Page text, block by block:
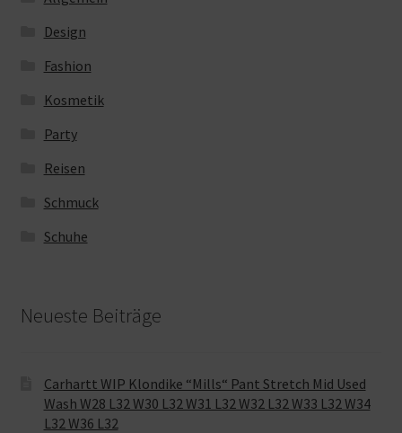
Design
Fashion
Kosmetik
Party
Reisen
Schmuck
Schuhe
Neueste Beiträge
Carhartt WIP Klondike “Mills“ Pant Stretch Mid Used
Wash W28 L32 W30 L32 W31 L32 W32 L32 W33 L32 W34
L32 W36 L32